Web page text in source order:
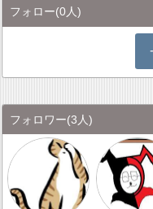
フォロー(0人)
フォロワー(3人)